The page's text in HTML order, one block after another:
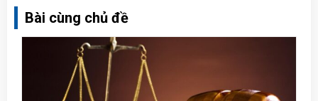
Bài cùng chủ đề